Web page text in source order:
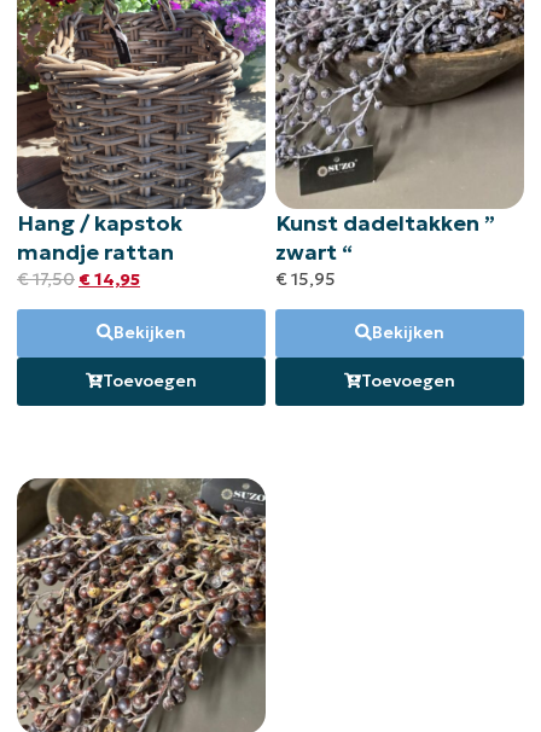
Hang / kapstok
mandje rattan
€17,50 €14,95
Bekijken
Toevoegen
Kunst dadeltakken ”
zwart “
€15,95
Bekijken
Toevoegen